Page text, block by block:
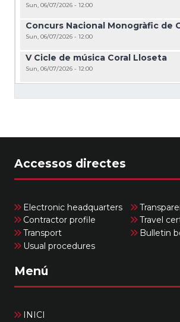
Sun, 06/07/2026 - 12:00
Concurs Nacional Monogràfic de
Sun, 06/07/2026 - 12:00
V Cicle de música Coral Lloseta
Sun, 06/07/2026 - 12:00
Accessos directes
Electronic headquarters
Contractor profile
Travel
Transport
Bulletin
Usual procedures
Menú
INICI